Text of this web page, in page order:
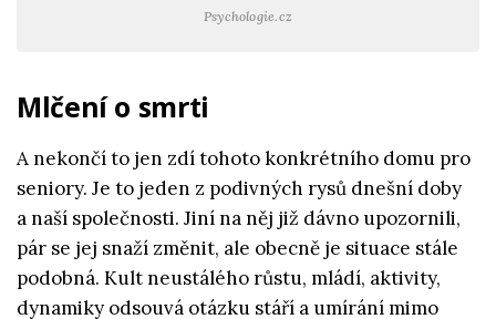
Psychologie.cz
Mlčení o smrti
A nekončí to jen zdí tohoto konkrétního domu pro
seniory. Je to jeden z podivných rysů dnešní doby
a naší společnosti. Jiní na něj již dávno upozornili,
pár se jej snaží změnit, ale obecně je situace stále
podobná. Kult neustálého růstu, mládí, aktivity,
dynamiky odsouvá otázku stáří a umírání mimo